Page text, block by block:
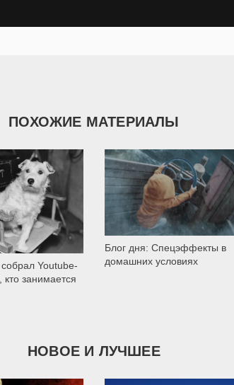
ПОХОЖИЕ МАТЕРИАЛЫ
Youtube-
кто занимается
Блог дня: Спецэффекты в
домашних условиях
4 829
НОВОЕ И ЛУЧШЕЕ